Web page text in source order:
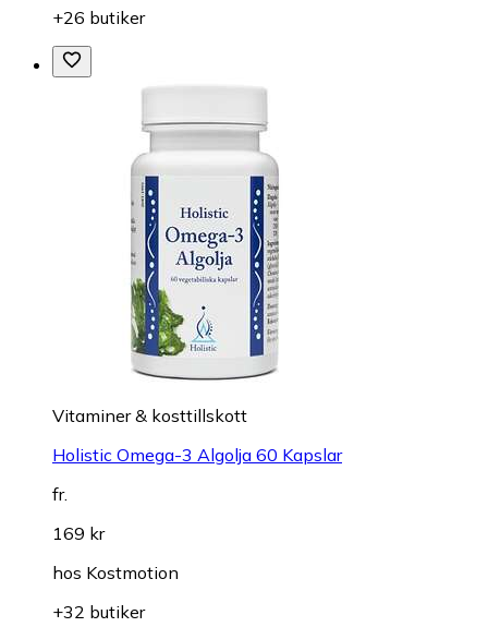
+26 butiker
Vitaminer & kosttillskott
Holistic Omega-3 Algolja 60 Kapslar
fr.
169 kr
hos Kostmotion
+32 butiker